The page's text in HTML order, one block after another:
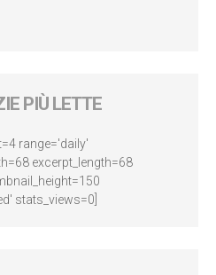
PIÙ LETTE
range='daily'
excerpt_length=68
stats_views=0]